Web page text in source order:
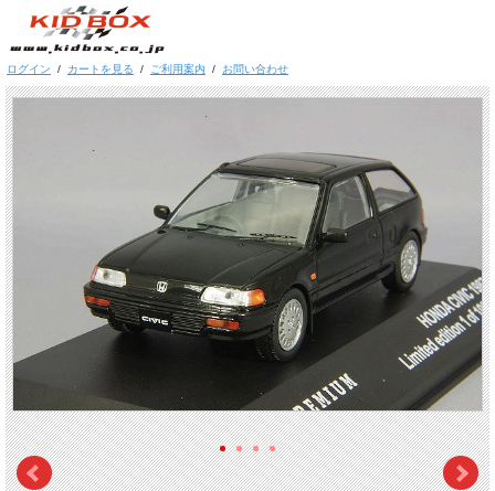
ログイン / カートを見る / ご利用案内 / お問い合わせ